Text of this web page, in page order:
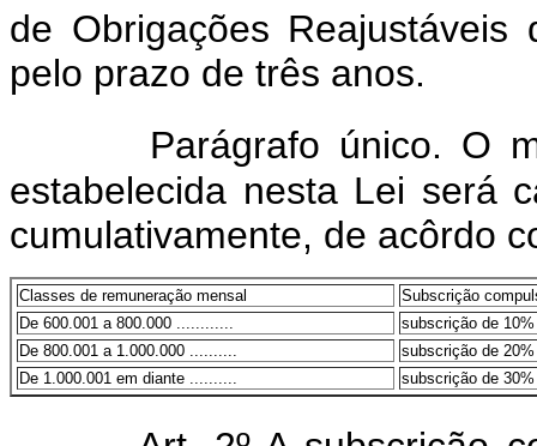
de Obrigações Reajustáveis
pelo prazo de três
Parágrafo único. O
estabelecida nesta Lei será
cumulativamente, de acôrdo
Classes de remuneração mensal
Subscrição
De 600.001 a 800.000 ............
subscrição de
De 800.001 a 1.000.000 ..........
subscrição de
De 1.000.001 em diante ..........
subscrição de